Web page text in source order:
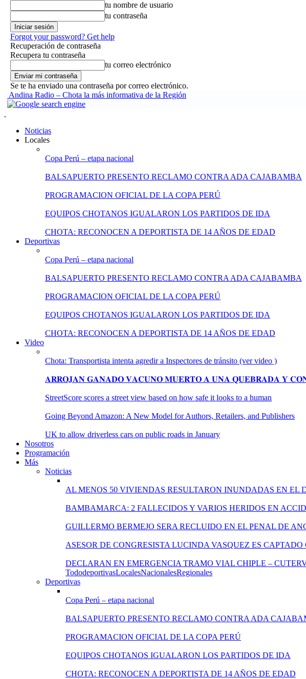
tu nombre de usuario
tu contraseña
Forgot your password? Get help
Recuperación de contraseña
Recupera tu contraseña
tu correo electrónico
Se te ha enviado una contraseña por correo electrónico.
Andina Radio – Chota la más informativa de la Región
Noticias
Locales
Copa Perú – etapa nacional
BALSAPUERTO PRESENTO RECLAMO CONTRA ADA CAJABAMBA
PROGRAMACION OFICIAL DE LA COPA PERÚ
EQUIPOS CHOTANOS IGUALARON LOS PARTIDOS DE IDA
CHOTA: RECONOCEN A DEPORTISTA DE 14 AÑOS DE EDAD
Deportivas
Copa Perú – etapa nacional
BALSAPUERTO PRESENTO RECLAMO CONTRA ADA CAJABAMBA
PROGRAMACION OFICIAL DE LA COPA PERÚ
EQUIPOS CHOTANOS IGUALARON LOS PARTIDOS DE IDA
CHOTA: RECONOCEN A DEPORTISTA DE 14 AÑOS DE EDAD
Video
Chota: Transportista intenta agredir a Inspectores de tránsito (ver video )
𝐀𝐑𝐑𝐎𝐉𝐀𝐍 𝐆𝐀𝐍𝐀𝐃𝐎 𝐕𝐀𝐂𝐔𝐍𝐎 𝐌𝐔𝐄𝐑𝐓𝐎 𝐀 𝐔𝐍𝐀 𝐐𝐔𝐄𝐁𝐑𝐀𝐃𝐀 𝐘
StreetScore scores a street view based on how safe it looks to a human
Going Beyond Amazon: A New Model for Authors, Retailers, and Publishers
UK to allow driverless cars on public roads in January
Nosotros
Programación
Más
Noticias
AL MENOS 50 VIVIENDAS RESULTARON INUNDADAS EN EL
BAMBAMARCA: 2 FALLECIDOS Y VARIOS HERIDOS EN
GUILLERMO BERMEJO SERA RECLUIDO EN EL PENAL DE
ASESOR DE CONGRESISTA LUCINDA VASQUEZ ES
DECLARAN EN EMERGENCIA TRAMO VIAL CHIPLE –
TododeportivasLocalesNacionalesRegionales
Deportivas
Copa Perú – etapa nacional
BALSAPUERTO PRESENTO RECLAMO CONTRA ADA
PROGRAMACION OFICIAL DE LA COPA PERÚ
EQUIPOS CHOTANOS IGUALARON LOS PARTIDOS DE IDA
CHOTA: RECONOCEN A DEPORTISTA DE 14 AÑOS DE EDAD